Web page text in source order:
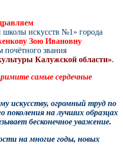
школы искусств №1» города
Зою Ивановну
почётного звания
Калужской области».
самые сердечные
искусству, огромный труд по
на лучших образцах
бесконечное уважение.
на многие годы, новых